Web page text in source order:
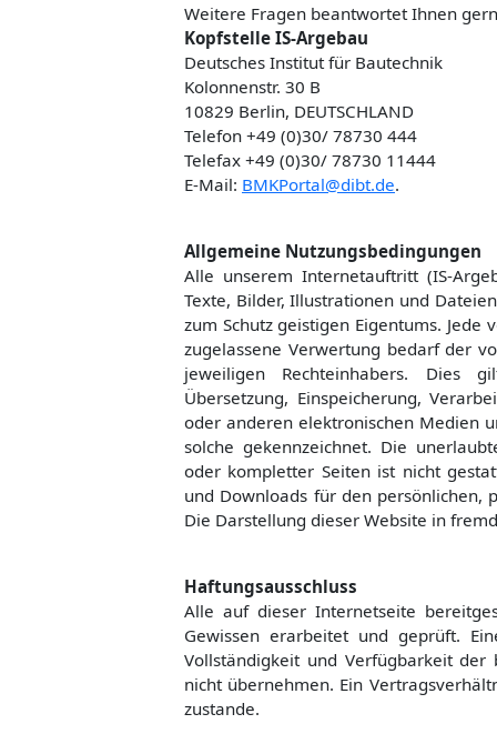
Weitere Fragen beantwortet Ihnen
Kopfstelle IS-Argebau
Deutsches Institut für Bautechnik
Kolonnenstr. 30 B
10829 Berlin, DEUTSCHLAND
Telefon +49 (0)30/ 78730 444
Telefax +49 (0)30/ 78730 11444
E-Mail: BMKPortal@dibt.de.
Allgemeine Nutzungsbedingungen
Alle unserem Internetauftritt (IS-
Texte, Bilder, Illustrationen und
zum Schutz geistigen Eigentums.
zugelassene Verwertung bedarf der
jeweiligen Rechteinhabers. Dies
Übersetzung, Einspeicherung,
oder anderen elektronischen Medien
solche gekennzeichnet. Die
oder kompletter Seiten ist nicht
und Downloads für den persönlichen,
Die Darstellung dieser Website in
Haftungsausschluss
Alle auf dieser Internetseite
Gewissen erarbeitet und geprüft.
Vollständigkeit und Verfügbarkeit
nicht übernehmen. Ein
zustande.